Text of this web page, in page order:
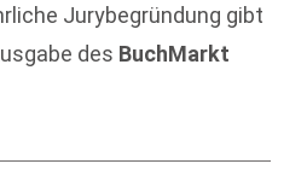
Jurybegründung gibt
des BuchMarkt